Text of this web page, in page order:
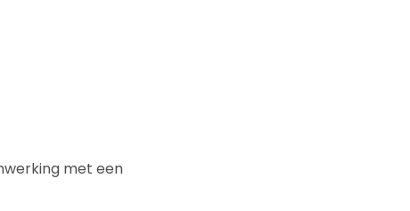
met een